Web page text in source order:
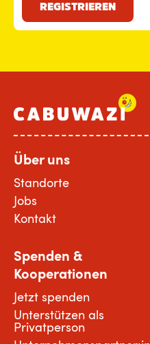
REGISTRIEREN
Über uns
Standorte
Jobs
Kontakt
Spenden &
Kooperationen
Jetzt spenden
Unterstützen als
Privatperson